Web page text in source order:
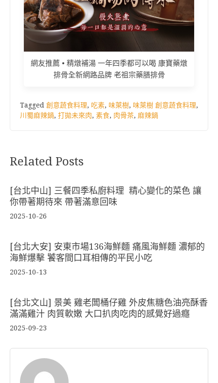
網友推薦 • 精燉補湯 一年四季都可以喝 康寶藥燉
排骨全新網路品牌 老祖宗藥膳排骨
Tagged 創意蔬食料理, 吃素, 味萊樹, 味萊樹 創意蔬食料理,
川蜀麻辣鍋, 打拋未來肉, 素食, 肉骨茶, 麻辣鍋
Related Posts
[台北中山] 三餐四季私廚料理 精心變化的菜色 讓
你帶著期待來 帶著滿意回味
2025-10-26
[台北大安] 安東市場136海鮮麵 痛風海鮮麵 濃郁的
海鮮爆擊 饕客間口耳相傳的平民小吃
2025-10-13
[台北文山] 景美 雞老闆桶仔雞 外皮焦糖色油亮酥香
滿滿雞汁 肉質軟嫩 大口扒肉吃肉的感覺好過癮
2025-09-23